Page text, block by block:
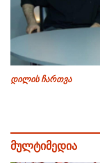
დილის ჩართვა
მულტიმედია